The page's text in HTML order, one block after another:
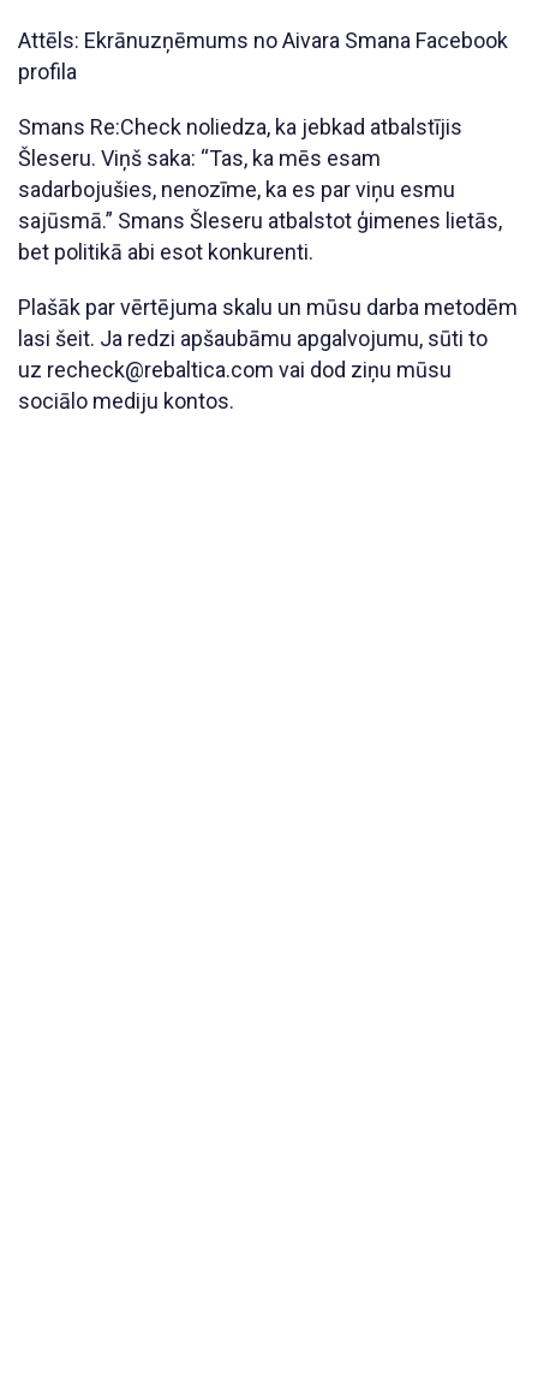
Attēls: Ekrānuzņēmums no Aivara Smana Facebook
profila
Smans Re:Check noliedza, ka jebkad atbalstījis
Šleseru. Viņš saka: “Tas, ka mēs esam
sadarbojušies, nenozīme, ka es par viņu esmu
sajūsmā.” Smans Šleseru atbalstot ģimenes lietās,
bet politikā abi esot konkurenti.
Plašāk par vērtējuma skalu un mūsu darba metodēm
lasi šeit. Ja redzi apšaubāmu apgalvojumu, sūti to
uz recheck@rebaltica.com vai dod ziņu mūsu
sociālo mediju kontos.